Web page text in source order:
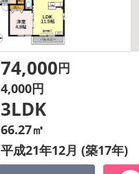
74,000円
4,000円
3LDK
66.27㎡
平成21年12月 (築17年)